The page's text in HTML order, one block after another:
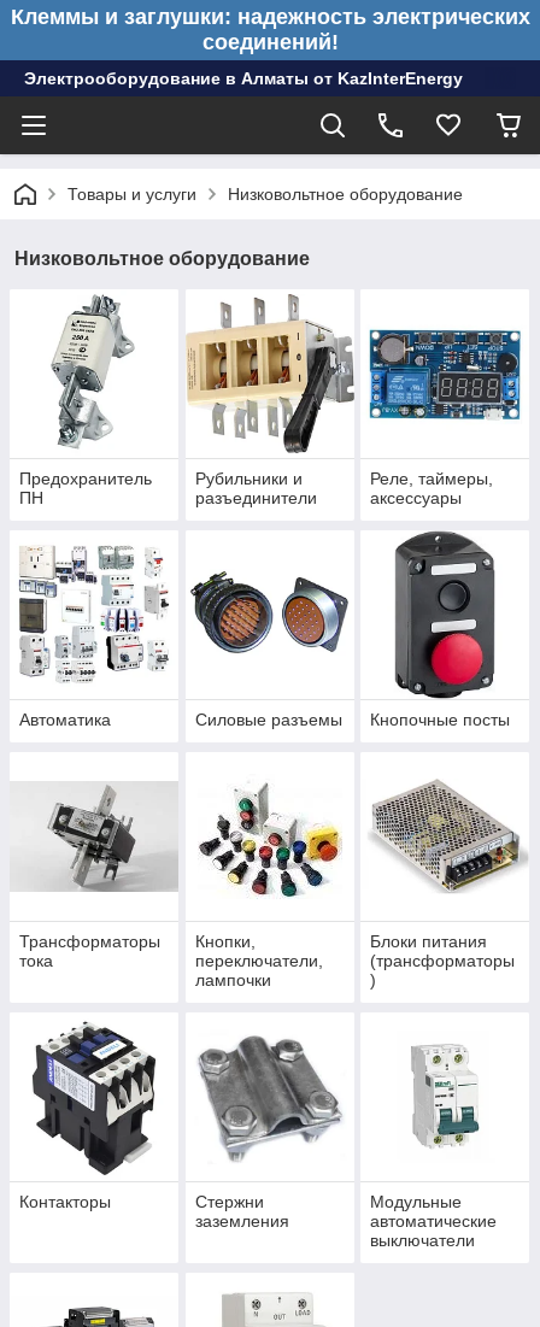
Клеммы и заглушки: надежность электрических
соединений!
Электрооборудование в Алматы от KazInterEnergy
Товары и услуги Низковольтное оборудование
Низковольтное оборудование
Предохранитель
ПН
Рубильники и
разъединители
Реле, таймеры,
аксессуары
Автоматика Силовые разъемы Кнопочные посты
Трансформаторы
тока
Кнопки,
переключатели,
лампочки
Блоки питания
(трансформаторы
)
Контакторы
Стержни
заземления
Модульные
автоматические
выключатели